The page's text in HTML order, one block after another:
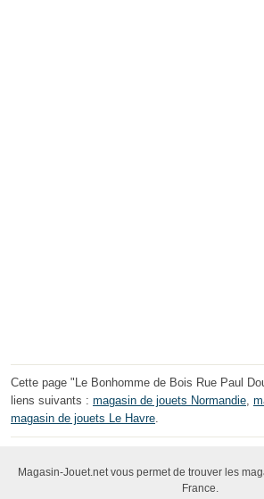
Cette page "Le Bonhomme de Bois Rue Paul
liens suivants : magasin de jouets Normandie,
magasin de jouets Le Havre.
Magasin-Jouet.net vous permet de trouver les
France.